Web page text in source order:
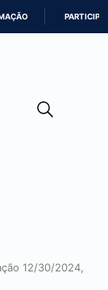
PARTICIPE
12/30/2024,